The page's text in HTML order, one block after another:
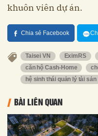
khuôn viên dự án.
Chia sẻ Facebook
Taisei VN EximRS
căn hộ Cash-Home
hệ sinh thái quản lý tài sản
BÀI LIÊN QUAN